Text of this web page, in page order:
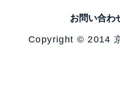
お問い合わ
Copyright © 2014